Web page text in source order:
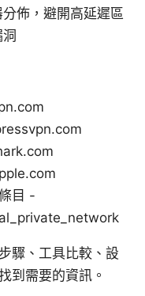
佈，避開高延遲區
目 -
驟、工具比較、設
到需要的資訊。